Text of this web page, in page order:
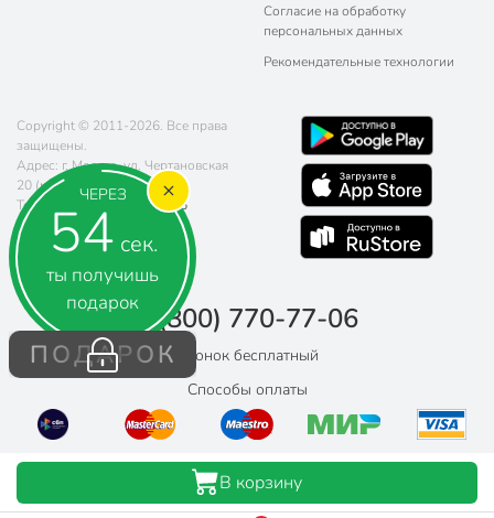
ЧЕРЕЗ
53 сек.
ты получишь
подарок
ПОДАРОК
Согласие на обработку
персональных данных
Рекомендательные технологии
Copyright © 2011-2026. Все права
защищены.
Адрес: г. Москва, ул. Чертановская
20 (метро Южная)
Телефон:
8 (800) 770-77-06
Почта:sales@poryadok.ru
8 (800) 770-77-06
Звонок бесплатный
Способы оплаты
В корзину